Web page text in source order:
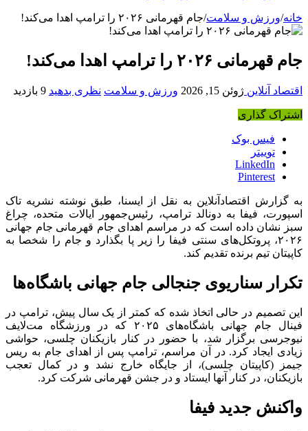
خانه/ورزش و سلامت/جام قهرمانی ۲۰۲۶ را ترامپ اهدا می‌کند!
جام قهرمانی ۲۰۲۶ را ترامپ اهدا می‌کند!
اقتصاد آنلاین ژوئن 15, 2026 ورزش و سلامت نظری بدهید 9 بازدید
اشتراک گذاری
فیس بوک
توییتر
LinkedIn
Pinterest
به گزارش اقتصادآنلاین به نقل از ایسنا، طبق نوشته نشریه تاک
اسپورت، فیفا به دونالد ترامپ، رئیس‌جمهور ایالات متحده، چراغ
سبز نشان داده است که در مراسم اهدای جام قهرمانی جام جهانی
۲۰۲۶، پروتکل‌های سنتی فیفا را زیر پا بگذارد و جام را شخصا به
کاپیتان تیم برنده تقدیم کند.
تکرار سناریوی جنجالی جام جهانی باشگاه‌ها
این تصمیم در حالی اتخاذ شده که کمتر از یک سال پیش، ترامپ در
فینال جام جهانی باشگاه‌های ۲۰۲۵ که در ورزشگاه مت‌لایف
نیوجرسی برگزار شد، با حضور در کنار بازیکنان چلسی، حواشی
زیادی ایجاد کرد. در آن مراسم، ترامپ پس از اهدای جام به ریس
جیمز (کاپیتان چلسی)، از جایگاه خارج نشد و در کمال تعجب
بازیکنان، در کنار آنها ایستاد و در جشن قهرمانی شرکت کرد.
واکنش جدید فیفا